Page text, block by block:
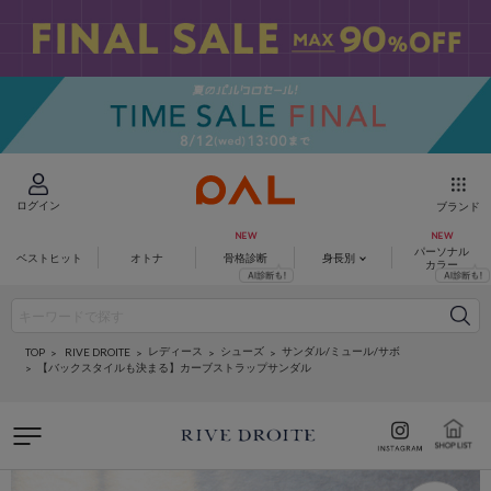
ログイン ブランド
ベストヒット オトナ 骨格診断 身長別
パーソナル
カラー
TOP RIVE DROITE レディース シューズ
サンダル/ミュール/サボ
【バックスタイルも決まる】カーブストラップサンダル